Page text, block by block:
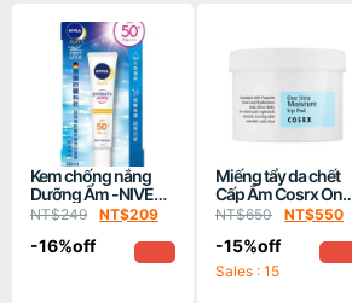
Kem chống nắng
Dưỡng Ẩm -NIVEA
Sun Protect & White
(30ML)
NT$249 NT$209
-16%off
Miếng tẩy da chết
Cấp Ẩm Cosrx One
Step Moisture Up
NT$650 NT$550
-15%off
Sales : 15